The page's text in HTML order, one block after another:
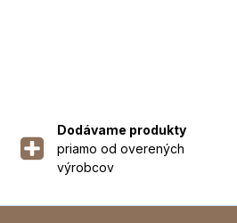
Dodávame produkty
priamo od overených
výrobcov